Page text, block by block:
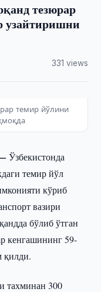
тезюрар
узайтиришни
331 views
темир йўлини
—Ўзбекистонда
темир йўл
кўриб
вазири
бўлиб ўтган
кенгашининг 59-
қилди.
тахминан 300